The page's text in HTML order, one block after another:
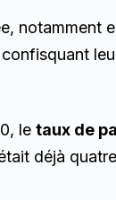
notamment
le taux de
déjà